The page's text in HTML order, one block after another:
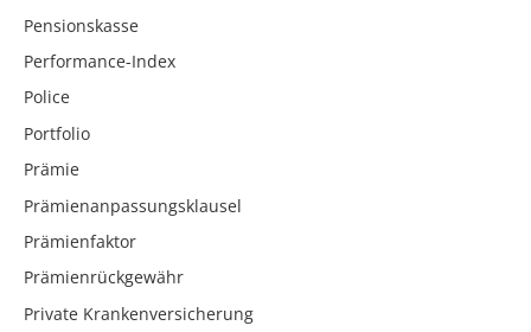
Pensionskasse
Performance-Index
Police
Portfolio
Prämie
Prämienanpassungsklausel
Prämienfaktor
Prämienrückgewähr
Private Krankenversicherung